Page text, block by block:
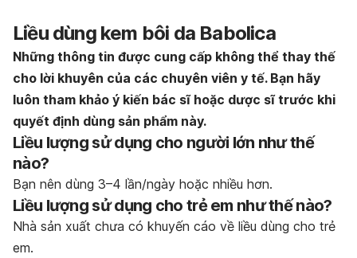
Liều dùng kem bôi da Babolica
Những thông tin được cung cấp không thể thay thế
cho lời khuyên của các chuyên viên y tế. Bạn hãy
luôn tham khảo ý kiến bác sĩ hoặc dược sĩ trước khi
quyết định dùng sản phẩm này.
Liều lượng sử dụng cho người lớn như thế
nào?
Bạn nên dùng 3–4 lần/ngày hoặc nhiều hơn.
Liều lượng sử dụng cho trẻ em như thế nào?
Nhà sản xuất chưa có khuyến cáo về liều dùng cho trẻ
em.